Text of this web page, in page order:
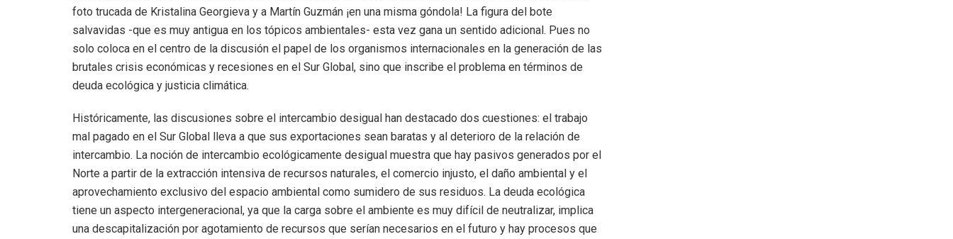
foto trucada de Kristalina Georgieva y a Martín Guzmán ¡en una misma góndola! La figura del bote
salvavidas -que es muy antigua en los tópicos ambientales- esta vez gana un sentido adicional. Pues no
solo coloca en el centro de la discusión el papel de los organismos internacionales en la generación de las
brutales crisis económicas y recesiones en el Sur Global, sino que inscribe el problema en términos de
deuda ecológica y justicia climática.
Históricamente, las discusiones sobre el intercambio desigual han destacado dos cuestiones: el trabajo
mal pagado en el Sur Global lleva a que sus exportaciones sean baratas y al deterioro de la relación de
intercambio. La noción de intercambio ecológicamente desigual muestra que hay pasivos generados por el
Norte a partir de la extracción intensiva de recursos naturales, el comercio injusto, el daño ambiental y el
aprovechamiento exclusivo del espacio ambiental como sumidero de sus residuos. La deuda ecológica
tiene un aspecto intergeneracional, ya que la carga sobre el ambiente es muy difícil de neutralizar, implica
una descapitalización por agotamiento de recursos que serían necesarios en el futuro y hay procesos que